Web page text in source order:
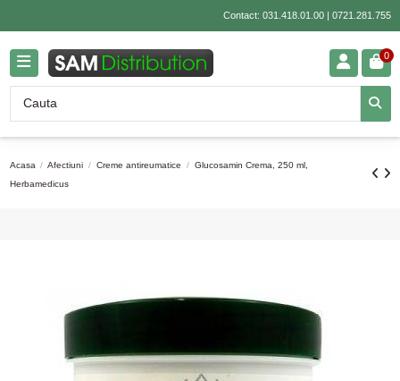
Contact: 031.418.01.00| 0721.281.755
0
Acasa Afectiuni Creme antireumatice
Glucosamin Crema, 250 ml,
Herbamedicus